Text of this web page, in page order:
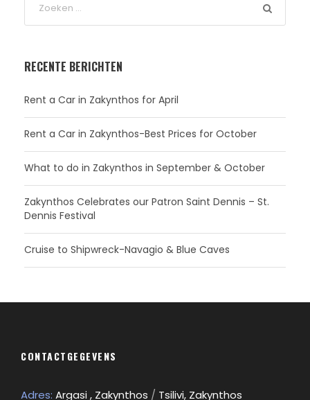
RECENTE BERICHTEN
Rent a Car in Zakynthos for April
Rent a Car in Zakynthos-Best Prices for October
What to do in Zakynthos in September & October
Zakynthos Celebrates our Patron Saint Dennis – St.
Dennis Festival
Cruise to Shipwreck-Navagio & Blue Caves
CONTACTGEGEVENS
Adres: Argasi , Zakynthos / Tsilivi, Zakynthos